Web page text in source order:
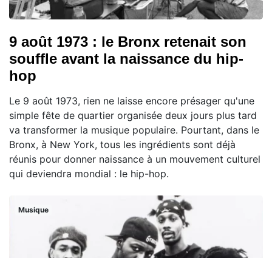
9 août 1973 : le Bronx retenait son
souffle avant la naissance du hip-
hop
Le 9 août 1973, rien ne laisse encore présager qu'une
simple fête de quartier organisée deux jours plus tard
va transformer la musique populaire. Pourtant, dans le
Bronx, à New York, tous les ingrédients sont déjà
réunis pour donner naissance à un mouvement culturel
qui deviendra mondial : le hip-hop.
Musique